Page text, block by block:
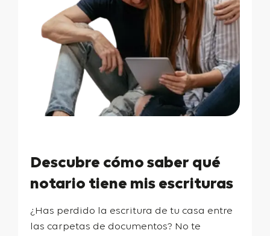
Descubre cómo saber qué
notario tiene mis escrituras
¿Has perdido la escritura de tu casa entre
las carpetas de documentos? No te